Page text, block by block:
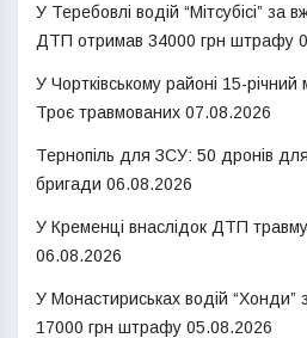
У Теребовлі водій “Мітсубісі” за
ДТП отримав 34000 грн штрафу
У Чортківському районі 15-
Троє травмованих 07.08.2026
Тернопіль для ЗСУ: 50 дронів для
бригади 06.08.2026
У Кременці внаслідок ДТП
06.08.2026
У Монастириськах водій “Хонди”
17000 грн штрафу 05.08.2026